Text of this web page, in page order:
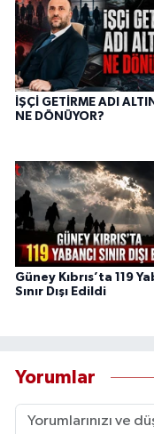
İŞÇİ GETİRME ADI
NE DÖNÜYOR?
Güney Kıbrıs’ta 119
Sınır Dışı Edildi
Yorumlar